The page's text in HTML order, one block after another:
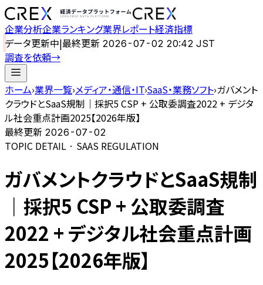
企業分析企業ランキング業界レポート経済指標
データ更新中|最終更新 2026-07-02 20:42 JST
調査を依頼→
ホーム›業界一覧›メディア・通信・IT›SaaS・業務ソフト›ガバメント
クラウドとSaaS規制｜採択5 CSP + 公取委調査2022 + デジタ
ル社会重点計画2025【2026年版】
最終更新 2026-07-02
TOPIC DETAIL · SAAS REGULATION
ガバメントクラウドとSaaS規制
｜採択5 CSP + 公取委調査
2022 + デジタル社会重点計画
2025【2026年版】